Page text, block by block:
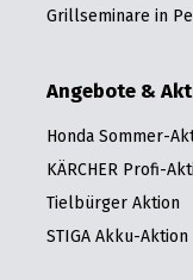
Grillseminare in
Angebote &
Honda Sommer-
KÄRCHER Profi-
Tielbürger Aktion
STIGA Akku-Aktion